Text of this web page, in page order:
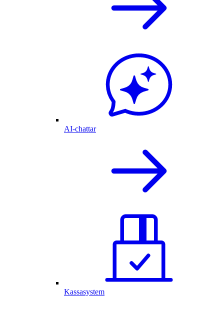
AI-chattar
Kassasystem